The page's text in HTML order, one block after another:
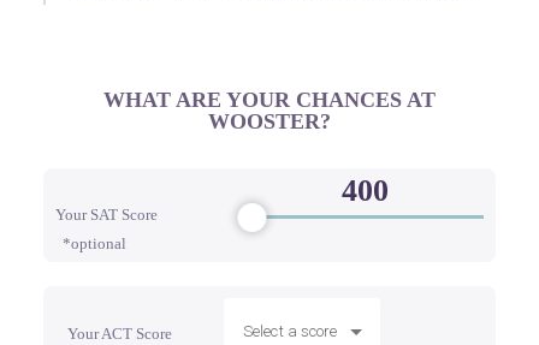
WHAT ARE YOUR CHANCES AT
WOOSTER?
Your SAT Score
*optional
Your ACT Score
Select a score